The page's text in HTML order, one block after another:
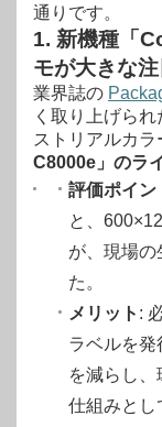
通りです。
1. 新機種「
モが大きな注
業界誌の
く取り上げら
ストリアルカ
C8000e 」のラ
評価ポイン
と、
が、現場の
た。
メリット :
ラベルを発
を減らし
仕組みとし